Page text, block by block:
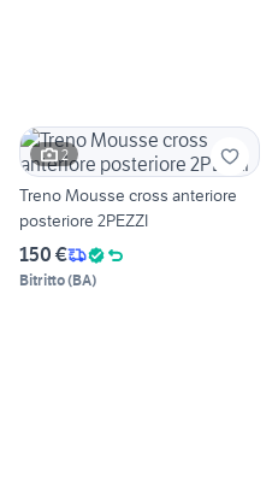
2
Treno Mousse cross anteriore
posteriore 2PEZZI
150 €
Bitritto(BA)